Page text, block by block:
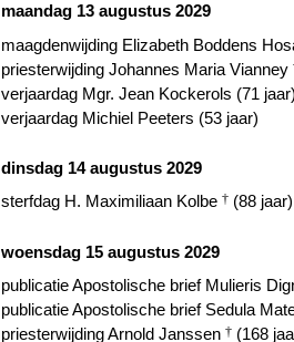
maandag 13 augustus 2029
maagdenwijding Elizabeth Boddens
priesterwijding Johannes Maria Vianney
verjaardag Mgr. Jean Kockerols (71
verjaardag Michiel Peeters (53 jaar)
dinsdag 14 augustus 2029
sterfdag H. Maximiliaan Kolbe † (88 jaar)
woensdag 15 augustus 2029
publicatie Apostolische brief Mulieris
publicatie Apostolische brief Sedula
priesterwijding Arnold Janssen † (168